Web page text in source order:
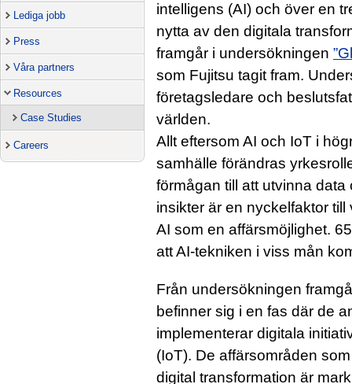
Lediga jobb
Press
Våra partners
Resources
Case Studies
Careers
intelligens (AI) och över en
nytta av den digitala
framgår i undersökningen
som Fujitsu tagit fram.
företagsledare och
världen.
Allt eftersom AI och IoT i
samhälle förändras
förmågan till att utvinna
insikter är en nyckelfaktor
AI som en affärsmöjlighet.
att AI-tekniken i viss mån
Från undersökningen
befinner sig i en fas där de
implementerar digitala
(IoT). De affärsområden
digital transformation är